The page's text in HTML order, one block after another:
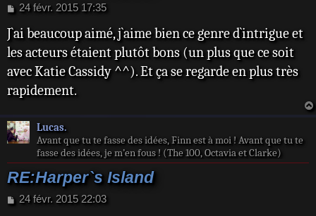
M
s
a
g
24 févr. 2015 17:35
J`ai beaucoup aimé, j`aime bien ce genre d`intrigue et
les acteurs étaient plutôt bons (un plus que ce soit
avec Katie Cassidy ^^). Et ça se regarde en plus très
rapidement.
Lucas.
Avant que tu te fasse des idées, Finn est à moi ! Avant que tu te
fasse des idées, je m’en fous ! (The 100, Octavia et Clarke)
RE:Harper`s Island
M
24 févr. 2015 22:03